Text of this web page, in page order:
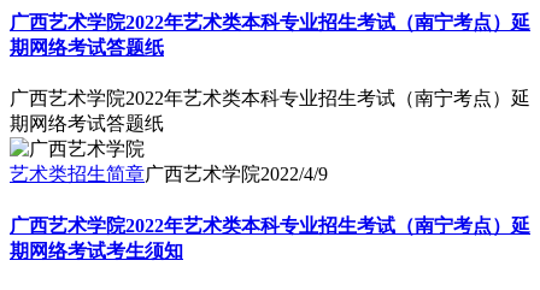
广西艺术学院2022年艺术类本科专业招生考试（南宁考点）延
期网络考试答题纸
广西艺术学院2022年艺术类本科专业招生考试（南宁考点）延
期网络考试答题纸
艺术类招生简章广西艺术学院2022/4/9
广西艺术学院2022年艺术类本科专业招生考试（南宁考点）延
期网络考试考生须知